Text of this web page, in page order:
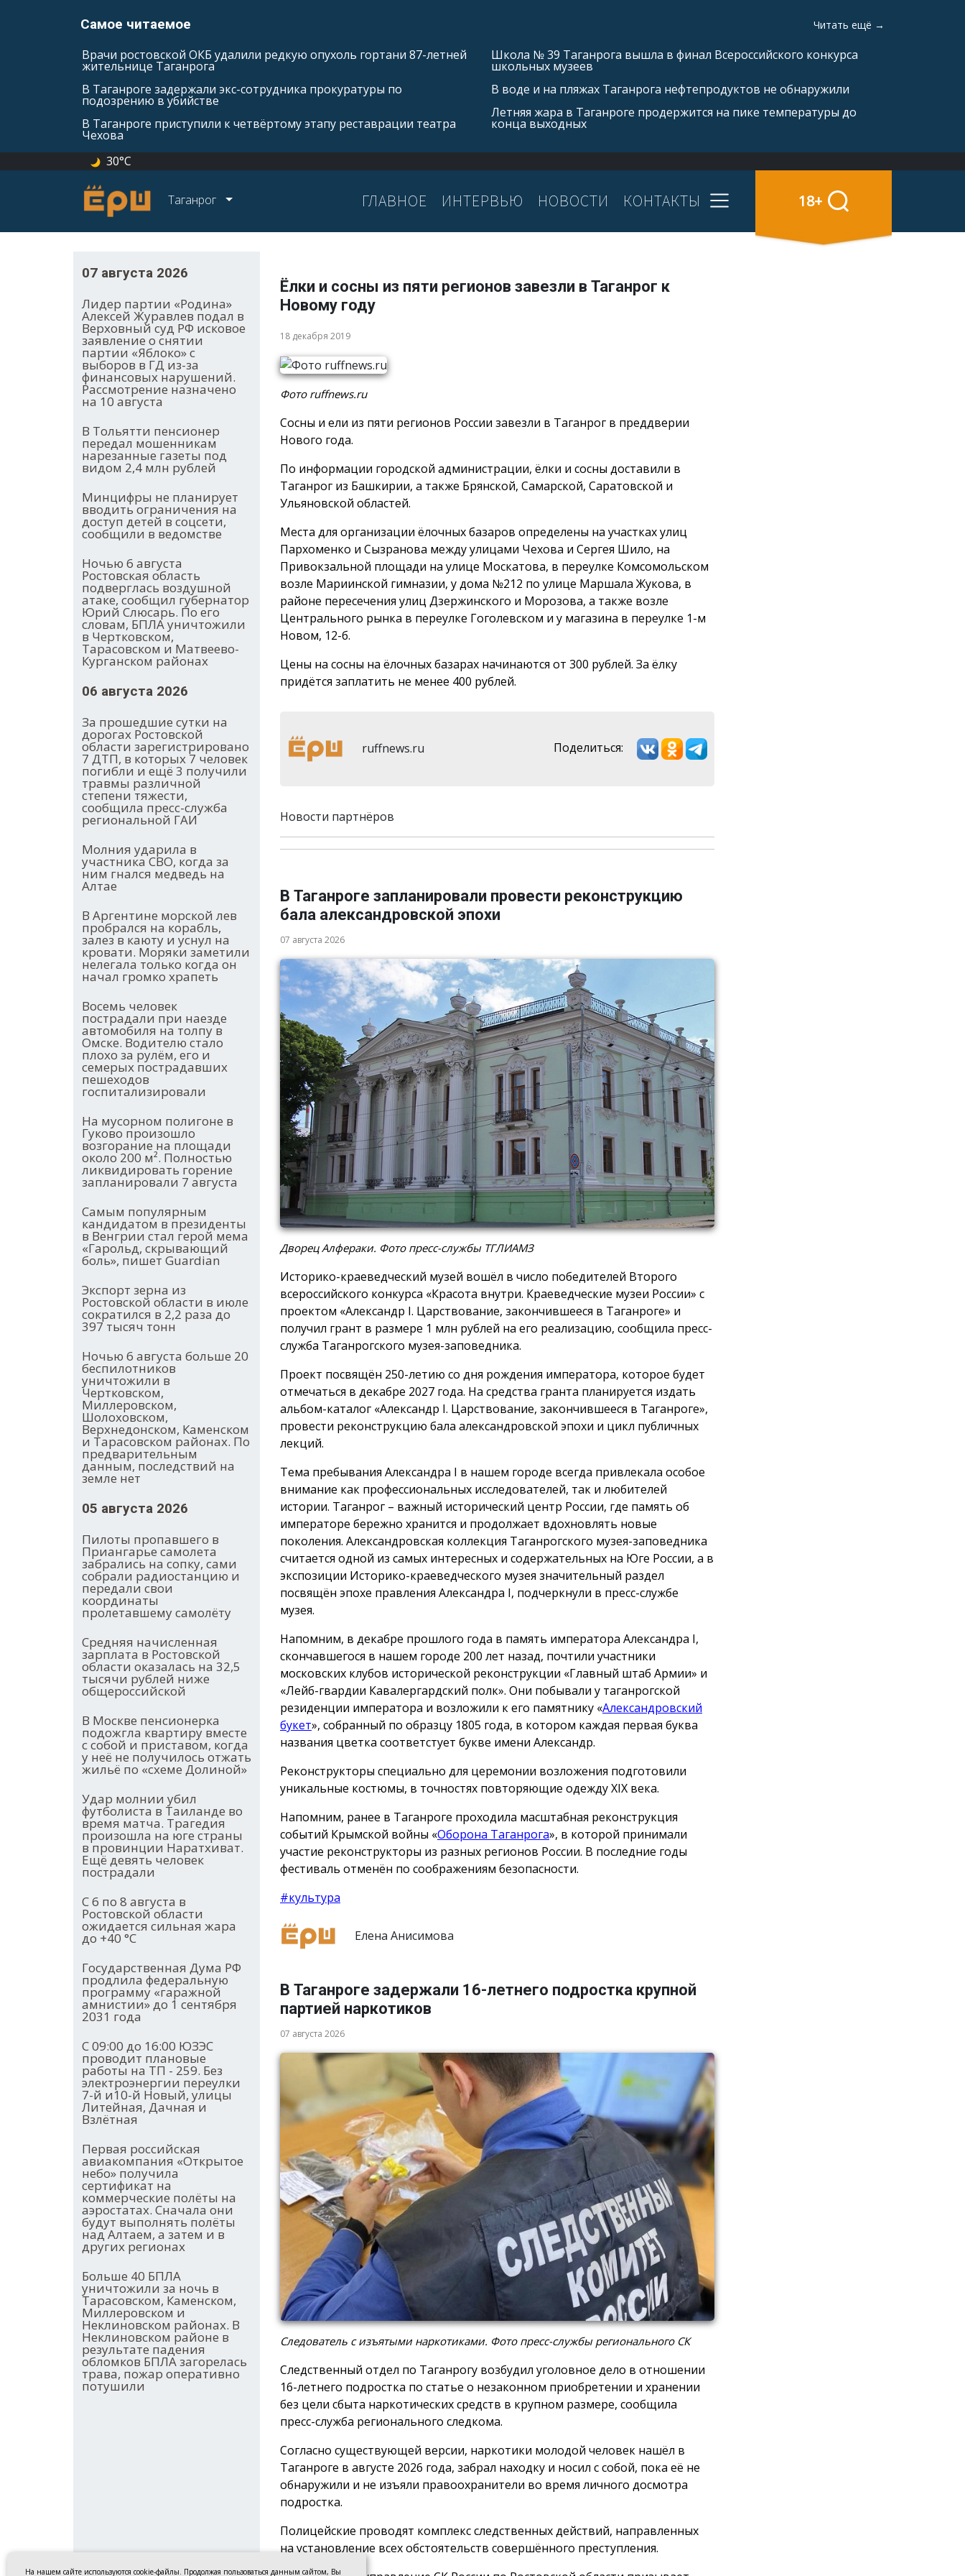
Самое читаемое Читать ещё →
Врачи ростовской ОКБ удалили редкую опухоль гортани 87-летней
жительнице Таганрога
В Таганроге задержали экс-сотрудника прокуратуры по
подозрению в убийстве
В Таганроге приступили к четвёртому этапу реставрации театра
Чехова
Школа № 39 Таганрога вышла в финал Всероссийского конкурса
школьных музеев
В воде и на пляжах Таганрога нефтепродуктов не обнаружили
Летняя жара в Таганроге продержится на пике температуры до
конца выходных
30°C
Таганрог ГЛАВНОЕ ИНТЕРВЬЮ НОВОСТИ КОНТАКТЫ 18+
07 августа 2026
Лидер партии «Родина»
Алексей Журавлев подал в
Верховный суд РФ исковое
заявление о снятии
партии «Яблоко» с
выборов в ГД из-за
финансовых нарушений.
Рассмотрение назначено
на 10 августа
В Тольятти пенсионер
передал мошенникам
нарезанные газеты под
видом 2,4 млн рублей
Минцифры не планирует
вводить ограничения на
доступ детей в соцсети,
сообщили в ведомстве
Ночью 6 августа
Ростовская область
подверглась воздушной
атаке, сообщил губернатор
Юрий Слюсарь. По его
словам, БПЛА уничтожили
в Чертковском,
Тарасовском и Матвеево-
Курганском районах
06 августа 2026
За прошедшие сутки на
дорогах Ростовской
области зарегистрировано
7 ДТП, в которых 7 человек
погибли и ещё 3 получили
травмы различной
степени тяжести,
сообщила пресс-служба
региональной ГАИ
Молния ударила в
участника СВО, когда за
ним гнался медведь на
Алтае
В Аргентине морской лев
пробрался на корабль,
залез в каюту и уснул на
кровати. Моряки заметили
нелегала только когда он
начал громко храпеть
Восемь человек
пострадали при наезде
автомобиля на толпу в
Омске. Водителю стало
плохо за рулём, его и
семерых пострадавших
пешеходов
госпитализировали
На мусорном полигоне в
Гуково произошло
возгорание на площади
около 200 м². Полностью
ликвидировать горение
запланировали 7 августа
Самым популярным
кандидатом в президенты
в Венгрии стал герой мема
«Гарольд, скрывающий
боль», пишет Guardian
Экспорт зерна из
Ростовской области в июле
сократился в 2,2 раза до
397 тысяч тонн
Ночью 6 августа больше 20
беспилотников
уничтожили в
Чертковском,
Миллеровском,
Шолоховском,
Верхнедонском, Каменском
и Тарасовском районах. По
предварительным
данным, последствий на
земле нет
05 августа 2026
Пилоты пропавшего в
Приангарье самолета
забрались на сопку, сами
собрали радиостанцию и
передали свои
координаты
пролетавшему самолёту
Средняя начисленная
зарплата в Ростовской
области оказалась на 32,5
тысячи рублей ниже
общероссийской
В Москве пенсионерка
подожгла квартиру вместе
с собой и приставом, когда
у неё не получилось отжать
жильё по «схеме Долиной»
Удар молнии убил
футболиста в Таиланде во
время матча. Трагедия
произошла на юге страны
в провинции Наратхиват.
Ещё девять человек
пострадали
С 6 по 8 августа в
Ростовской области
ожидается сильная жара
до +40 °С
Государственная Дума РФ
продлила федеральную
программу «гаражной
амнистии» до 1 сентября
2031 года
С 09:00 до 16:00 ЮЗЭС
проводит плановые
работы на ТП - 259. Без
электроэнергии переулки
7-й и10-й Новый, улицы
Литейная, Дачная и
Взлётная
Первая российская
авиакомпания «Открытое
небо» получила
сертификат на
коммерческие полёты на
аэростатах. Сначала они
будут выполнять полёты
над Алтаем, а затем и в
других регионах
Больше 40 БПЛА
уничтожили за ночь в
Тарасовском, Каменском,
Миллеровском и
Неклиновском районах. В
Неклиновском районе в
результате падения
обломков БПЛА загорелась
трава, пожар оперативно
потушили
Ёлки и сосны из пяти регионов завезли в Таганрог к
Новому году
18 декабря 2019
Фото ruffnews.ru
Сосны и ели из пяти регионов России завезли в Таганрог в преддверии
Нового года.
По информации городской администрации, ёлки и сосны доставили в
Таганрог из Башкирии, а также Брянской, Самарской, Саратовской и
Ульяновской областей.
Места для организации ёлочных базаров определены на участках улиц
Пархоменко и Сызранова между улицами Чехова и Сергея Шило, на
Привокзальной площади на улице Москатова, в переулке Комсомольском
возле Мариинской гимназии, у дома №212 по улице Маршала Жукова, в
районе пересечения улиц Дзержинского и Морозова, а также возле
Центрального рынка в переулке Гоголевском и у магазина в переулке 1-м
Новом, 12-б.
Цены на сосны на ёлочных базарах начинаются от 300 рублей. За ёлку
придётся заплатить не менее 400 рублей.
ruffnews.ru Поделиться:
Новости партнёров
В Таганроге запланировали провести реконструкцию
бала александровской эпохи
07 августа 2026
Дворец Алфераки. Фото пресс-службы ТГЛИАМЗ
Историко-краеведческий музей вошёл в число победителей Второго
всероссийского конкурса «Красота внутри. Краеведческие музеи России» с
проектом «Александр I. Царствование, закончившееся в Таганроге» и
получил грант в размере 1 млн рублей на его реализацию, сообщила пресс-
служба Таганрогского музея-заповедника.
Проект посвящён 250-летию со дня рождения императора, которое будет
отмечаться в декабре 2027 года. На средства гранта планируется издать
альбом-каталог «Александр I. Царствование, закончившееся в Таганроге»,
провести реконструкцию бала александровской эпохи и цикл публичных
лекций.
Тема пребывания Александра I в нашем городе всегда привлекала особое
внимание как профессиональных исследователей, так и любителей
истории. Таганрог – важный исторический центр России, где память об
императоре бережно хранится и продолжает вдохновлять новые
поколения. Александровская коллекция Таганрогского музея-заповедника
считается одной из самых интересных и содержательных на Юге России, а в
экспозиции Историко-краеведческого музея значительный раздел
посвящён эпохе правления Александра I, подчеркнули в пресс-службе
музея.
Напомним, в декабре прошлого года в память императора Александра I,
скончавшегося в нашем городе 200 лет назад, почтили участники
московских клубов исторической реконструкции «Главный штаб Армии» и
«Лейб-гвардии Кавалергардский полк». Они побывали у таганрогской
резиденции императора и возложили к его памятнику «Александровский
букет», собранный по образцу 1805 года, в котором каждая первая буква
названия цветка соответстует букве имени Александр.
Реконструкторы специально для церемонии возложения подготовили
уникальные костюмы, в точностях повторяющие одежду ХIX века.
Напомним, ранее в Таганроге проходила масштабная реконструкция
событий Крымской войны «Оборона Таганрога», в которой принимали
участие реконструкторы из разных регионов России. В последние годы
фестиваль отменён по соображениям безопасности.
#культура
Елена Анисимова
В Таганроге задержали 16-летнего подростка крупной
партией наркотиков
07 августа 2026
Следователь с изъятыми наркотиками. Фото пресс-службы регионального СК
Следственный отдел по Таганрогу возбудил уголовное дело в отношении
16-летнего подростка по статье о незаконном приобретении и хранении
без цели сбыта наркотических средств в крупном размере, сообщила
пресс-служба регионального следкома.
Согласно существующей версии, наркотики молодой человек нашёл в
Таганроге в августе 2026 года, забрал находку и носил с собой, пока её не
обнаружили и не изъяли правоохранители во время личного досмотра
подростка.
Полицейские проводят комплекс следственных действий, направленных
на установление всех обстоятельств совершённого преступления.
На нашем сайте используются cookie-файлы. Продолжая пользоваться данным сайтом, Вы